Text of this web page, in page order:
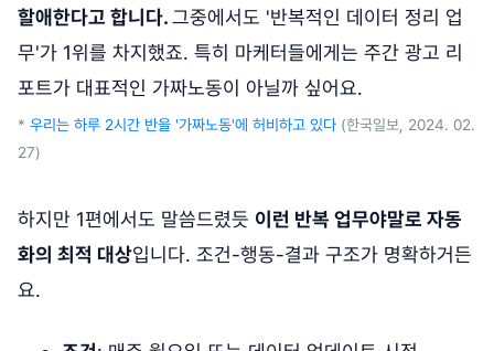
할애한다고 합니다.그중에서도 '반복적인 데이터 정리 업
무'가 1위를 차지했죠. 특히 마케터들에게는 주간 광고 리
포트가 대표적인 가짜노동이 아닐까 싶어요.
* 우리는 하루 2시간 반을 '가짜노동'에 허비하고 있다 (한국일보, 2024. 02.
27)
하지만 1편에서도 말씀드렸듯 이런 반복 업무야말로 자동
화의 최적 대상입니다. 조건-행동-결과 구조가 명확하거든
요.